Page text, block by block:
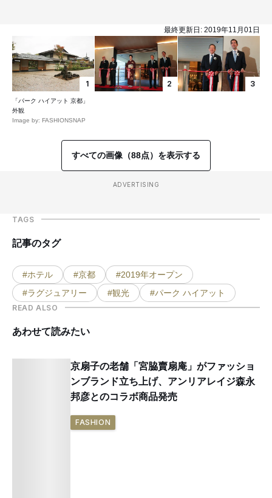
最終更新日: 2019年11月01日
1
「パーク ハイアット 京都」
外観
Image by: FASHIONSNAP
2 3
すべての画像（88点）を表示する
ADVERTISING
TAGS
記事のタグ
#ホテル #京都
#2019年オープン
#ラグジュアリー
#観光 #パーク ハイアット
READ ALSO
あわせて読みたい
京扇子の老舗「宮脇賣扇庵」がファッショ
ンブランド立ち上げ、アンリアレイジ森永
邦彦とのコラボ商品発売
FASHION